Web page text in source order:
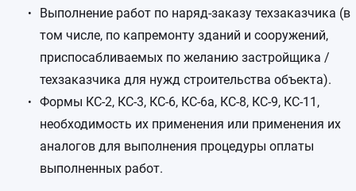
Выполнение работ по наряд-заказу техзаказчика (в
том числе, по капремонту зданий и сооружений,
приспосабливаемых по желанию застройщика /
техзаказчика для нужд строительства объекта).
Формы КС-2, КС-3, КС-6, КС-6а, КС-8, КС-9, КС-11,
необходимость их применения или применения их
аналогов для выполнения процедуры оплаты
выполненных работ.